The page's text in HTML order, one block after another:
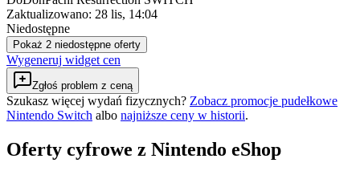
Zaktualizowano: 28 lis, 14:04
Niedostępne
Pokaż 2 niedostępne oferty
Wygeneruj widget cen
Zgłoś problem z ceną
Szukasz więcej wydań fizycznych? Zobacz promocje pudełkowe
Nintendo Switch albo najniższe ceny w historii.
Oferty cyfrowe z Nintendo eShop